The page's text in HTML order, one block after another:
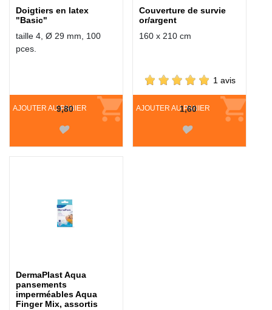
Doigtiers en latex
"Basic"
taille 4, Ø 29 mm, 100
pces.
AJOUTER AU PANIER
9,80
Couverture de survie
or/argent
160 x 210 cm
AJOUTER AU PANIER
1,60
1 avis
DermaPlast Aqua
pansements
imperméables Aqua
Finger Mix, assortis